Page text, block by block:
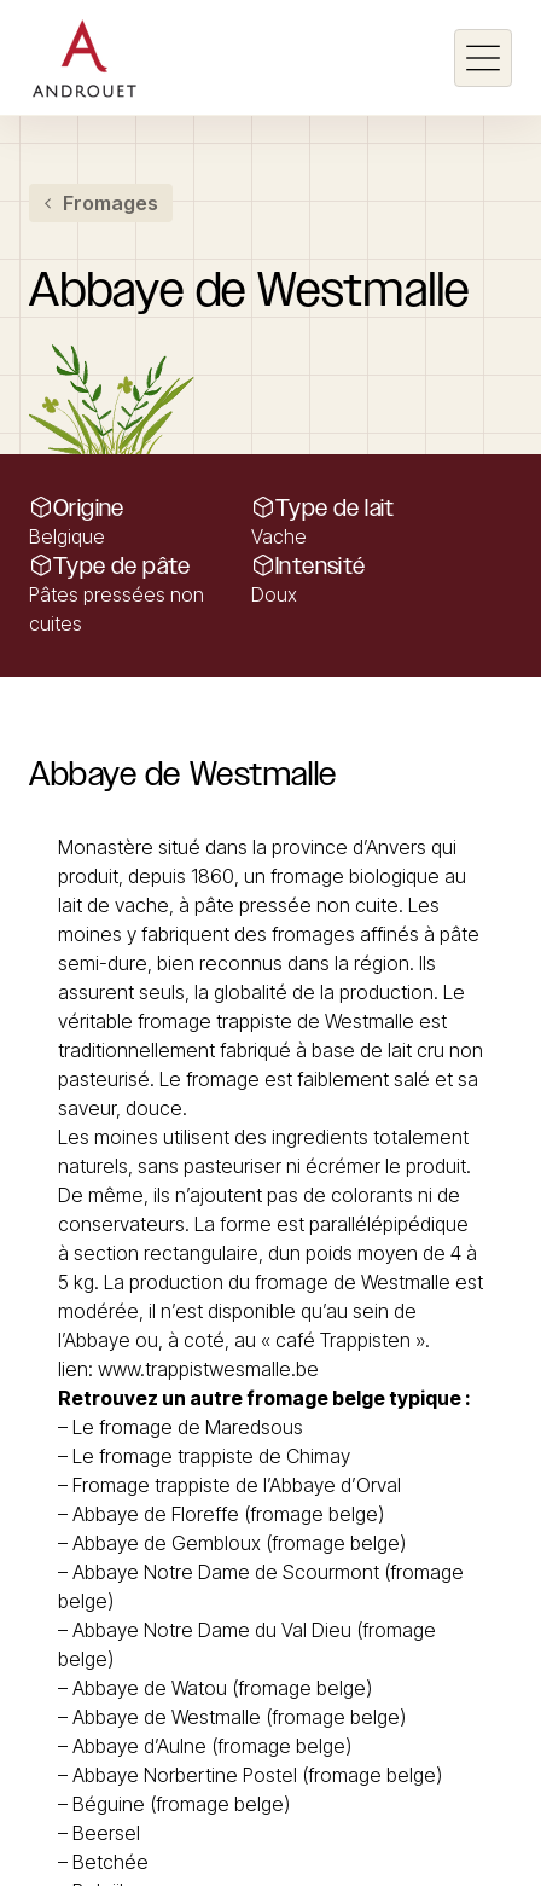
Rechercher un mot clé
Fromages
Abbaye de Westmalle
Origine
Belgique
Type de lait
Vache
Type de pâte
Pâtes pressées non
cuites
Intensité
Doux
Abbaye de Westmalle
Monastère situé dans la province d’Anvers qui
produit, depuis 1860, un fromage biologique au
lait de vache, à pâte pressée non cuite. Les
moines y fabriquent des fromages affinés à pâte
semi-dure, bien reconnus dans la région. Ils
assurent seuls, la globalité de la production. Le
véritable fromage trappiste de Westmalle est
traditionnellement fabriqué à base de lait cru non
pasteurisé. Le fromage est faiblement salé et sa
saveur, douce.
Les moines utilisent des ingredients totalement
naturels, sans pasteuriser ni écrémer le produit.
De même, ils n’ajoutent pas de colorants ni de
conservateurs. La forme est parallélépipédique
à section rectangulaire, dun poids moyen de 4 à
5 kg. La production du fromage de Westmalle est
modérée, il n’est disponible qu’au sein de
l’Abbaye ou, à coté, au « café Trappisten ».
lien: www.trappistwesmalle.be
Retrouvez un autre fromage belge typique :
– Le fromage de Maredsous
– Le fromage trappiste de Chimay
– Fromage trappiste de l’Abbaye d’Orval
– Abbaye de Floreffe (fromage belge)
– Abbaye de Gembloux (fromage belge)
– Abbaye Notre Dame de Scourmont (fromage
belge)
– Abbaye Notre Dame du Val Dieu (fromage
belge)
– Abbaye de Watou (fromage belge)
– Abbaye de Westmalle (fromage belge)
– Abbaye d’Aulne (fromage belge)
– Abbaye Norbertine Postel (fromage belge)
– Béguine (fromage belge)
– Beersel
– Betchée